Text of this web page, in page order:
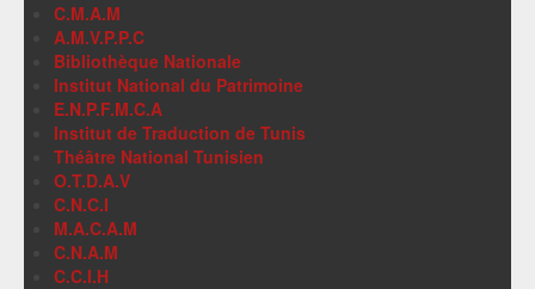
C.M.A.M
A.M.V.P.P.C
Bibliothèque Nationale
Institut National du Patrimoine
E.N.P.F.M.C.A
Institut de Traduction de Tunis
Théâtre National Tunisien
O.T.D.A.V
C.N.C.I
M.A.C.A.M
C.N.A.M
C.C.I.H